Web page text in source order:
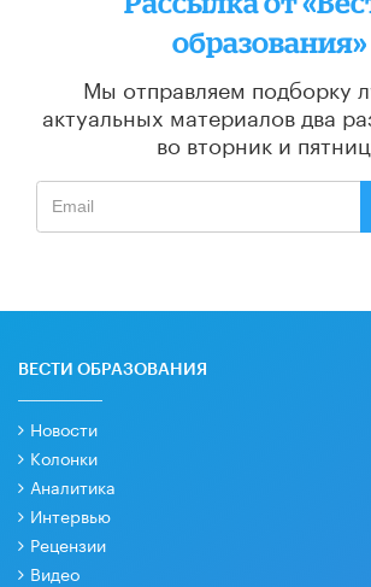
образования»
Мы отправляем подборку
актуальных материалов два
во вторник и
ВЕСТИ ОБРАЗОВАНИЯ
Новости
Колонки
Аналитика
Интервью
Рецензии
Видео